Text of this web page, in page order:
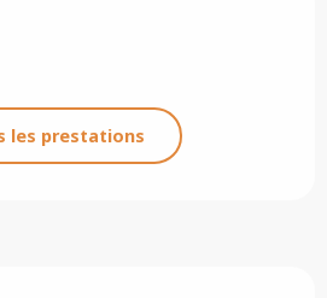
les prestations